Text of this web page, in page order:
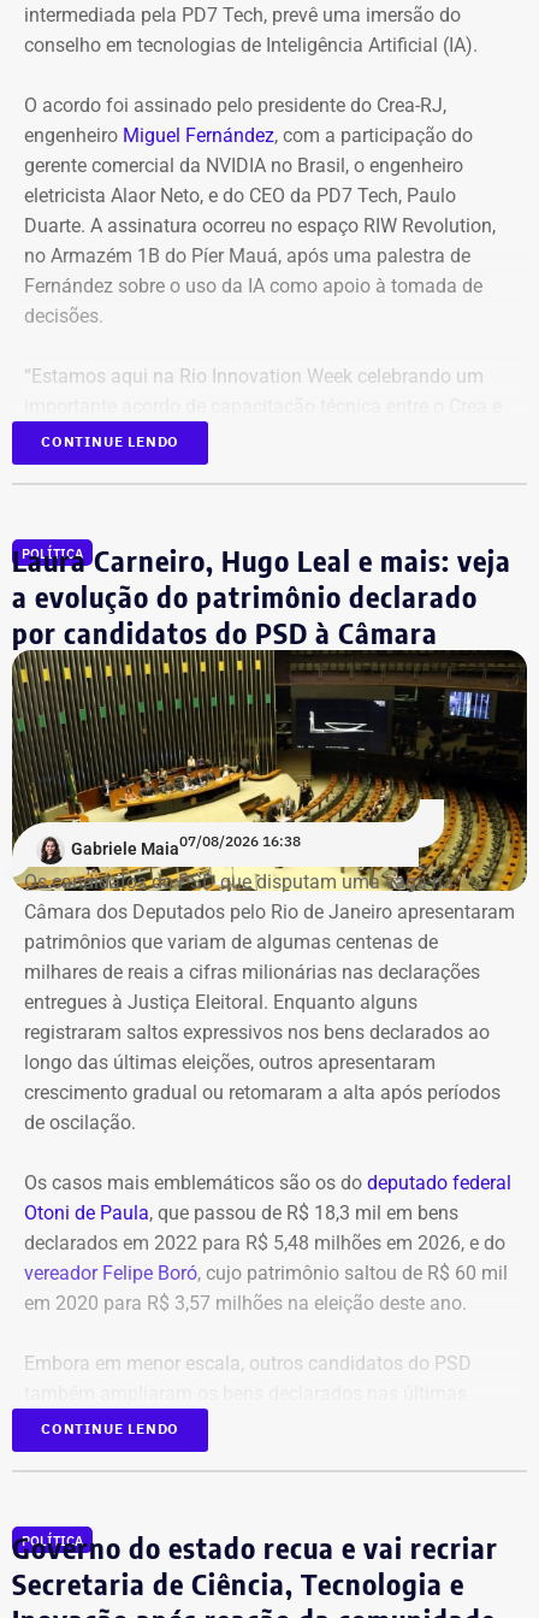
partir das 21h30 desta sexta (07), no Estádio Nilton
Santos, válido pelo Brasileirão Feminino, também foi
Futebol (CBF). “por conta dos alertas da Defesa Civil de
fortes ventos no Rio de Janeiro”, o clássico teve a
mudança de data para segunda (10) às 18 horas.
intermediada pela PD7 Tech, prevê uma imersão do
conselho em tecnologias de Inteligência Artificial (IA).
O acordo foi assinado pelo presidente do Crea-RJ,
engenheiro Miguel Fernández, com a participação do
gerente comercial da NVIDIA no Brasil, o engenheiro
eletricista Alaor Neto, e do CEO da PD7 Tech, Paulo
Duarte. A assinatura ocorreu no espaço RIW Revolution,
no Armazém 1B do Píer Mauá, após uma palestra de
Fernández sobre o uso da IA como apoio à tomada de
decisões.
“Estamos aqui na Rio Innovation Week celebrando um
a NVIDIA, que é hoje a empresa de maior valor do mundo
e referência no desenvolvimento de tecnologia de
oferecendo cada vez mais serviços e maior qualidade aos
profissionais, tornando o Crea cada vez mais inteligente”,
ressaltou Fernández.
O presidente do Crea-RJ também destacou a atuação da
PD7 Tech na articulação da parceria.
“Ela é uma grande parceira para o desenvolvimento
tecnológico do nosso conselho e de todo o nosso setor —
engenharias, agronomia e geociências”, destacou.
O acordo foi aprovado pelo diretor da NVIDIA na América
Latina, Márcio Aguiar. A colaboração tecnológica não terá
custos para o CREA-RJ, que passará a receber consultoria
direta da empresa.
Entre as áreas previstas na parceria estão pesquisa
aplicada em Inteligência Artificial e IA Generativa,
sistemas de apoio à decisão técnica, visão
computacional e processamento de dados de sensores,
Também estão previstas aplicações de Digital Twins, BIM
e ambientes virtuais em projetos, planejamento, inspeção,
operação, manutenção, treinamento e segurança, além de
tecnologias de robótica e sistemas autônomos voltadas
e geociências.
A parceria inclui ainda infraestrutura de computação de
profissional.
Outro eixo previsto é o desenvolvimento de projetos-piloto
CONTINUE LENDO
POLÍTICA
Laura Carneiro, Hugo Leal e mais: veja
a evolução do patrimônio declarado
por candidatos do PSD à Câmara
Gabriele Maia07/08/2026 16:38
Os candidatos do PSD que disputam uma vaga na
Câmara dos Deputados pelo Rio de Janeiro apresentaram
patrimônios que variam de algumas centenas de
milhares de reais a cifras milionárias nas declarações
entregues à Justiça Eleitoral. Enquanto alguns
registraram saltos expressivos nos bens declarados ao
longo das últimas eleições, outros apresentaram
crescimento gradual ou retomaram a alta após períodos
de oscilação.
Os casos mais emblemáticos são os do deputado federal
Otoni de Paula, que passou de R$ 18,3 mil em bens
declarados em 2022 para R$ 5,48 milhões em 2026, e do
vereador Felipe Boró, cujo patrimônio saltou de R$ 60 mil
em 2020 para R$ 3,57 milhões na eleição deste ano.
Embora em menor escala, outros candidatos do PSD
eleições, como Laura Carneiro, Hugo Leal, Rafael Aloisio
Freitas, Marcio Ribeiro e Marcelo Diniz.
Laura Carneiro chega ao maior
patrimônio em vinte anos
CONTINUE LENDO
POLÍTICA
Governo do estado recua e vai recriar
Secretaria de Ciência, Tecnologia e